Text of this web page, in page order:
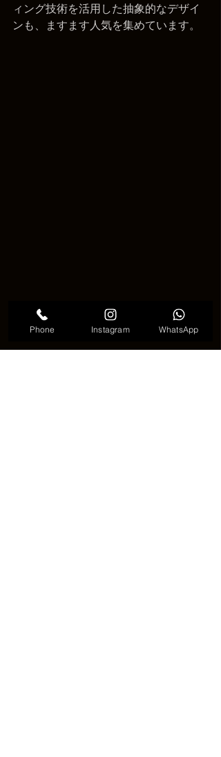
ィング技術を活用した抽象的なデザイ
ンも、ますます人気を集めています。
Phone Instagram WhatsApp